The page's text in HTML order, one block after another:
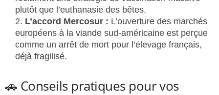
plutôt que l’euthanasie des bêtes.
L’accord Mercosur : L’ouverture des marchés
européens à la viande sud-américaine est perçue
comme un arrêt de mort pour l’élevage français,
déjà fragilisé.
🚗 Conseils pratiques pour vos